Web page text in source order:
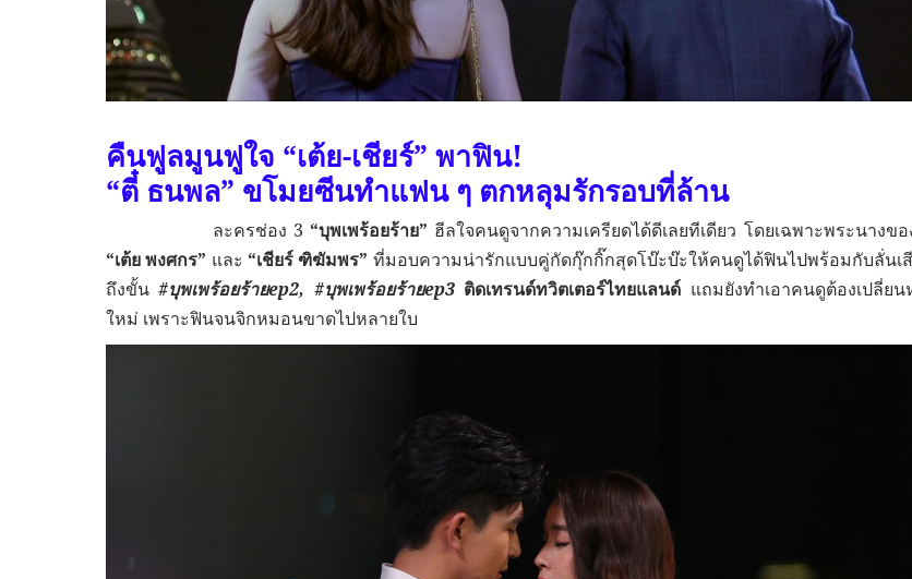
คืนฟูลมูนฟูใจ “เต้ย-เชียร์” พาฟิน!
“ตี๋ ธนพล” ขโมยซีนทำแฟน ๆ ตกหลุมรักรอบที่ล้าน
ละครช่อง 3 “บุพเพร้อยร้าย” ฮีลใจคนดูจากความเครียดได้ดีเลยทีเดียว โดยเฉพาะพระนางขอ
“เต้ย พงศกร” และ “เชียร์ ฑิฆัมพร” ที่มอบความน่ารักแบบคู่กัดกุ๊กกิ๊กสุดโบ๊ะบ๊ะให้คนดูได้ฟินไปพร้อมกับลั่นเ
ถึงขั้น#บุพเพร้อยร้ายep2, #บุพเพร้อยร้ายep3ติดเทรนด์ทวิตเตอร์ไทยแลนด์ แถมยังทำเอาคนดูต้องเปลี่ย
ใหม่ เพราะฟินจนจิกหมอนขาดไปหลายใบ